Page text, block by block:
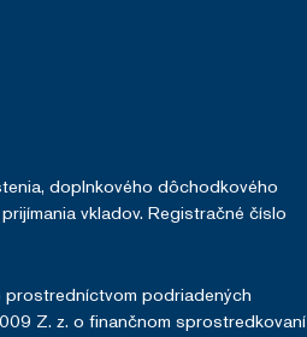
doplnkového dôchodkového
vkladov. Registračné číslo
prostredníctvom podriadených
Z. z. o finančnom sprostredkovaní